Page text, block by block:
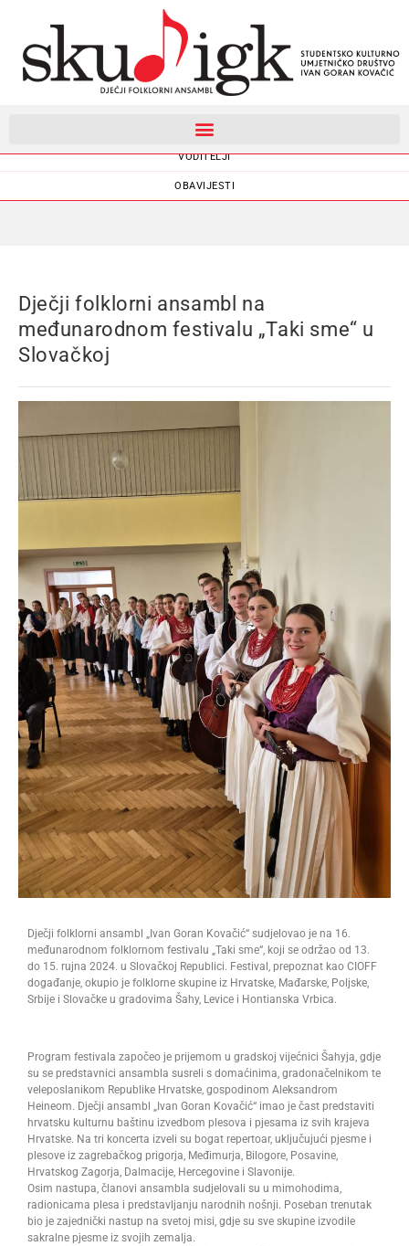
DJEČJI FOLKLORNI ANSAMBL
VODITELJI
OBAVIJESTI
Dječji folklorni ansambl na
međunarodnom festivalu „Taki sme“ u
Slovačkoj
Dječji folklorni ansambl „Ivan Goran Kovačić“ sudjelovao je na 16.
međunarodnom folklornom festivalu „Taki sme“, koji se održao od 13.
do 15. rujna 2024. u Slovačkoj Republici. Festival, prepoznat kao CIOFF
događanje, okupio je folklorne skupine iz Hrvatske, Mađarske, Poljske,
Srbije i Slovačke u gradovima Šahy, Levice i Hontianska Vrbica.
Program festivala započeo je prijemom u gradskoj vijećnici Šahyja, gdje
su se predstavnici ansambla susreli s domaćinima, gradonačelnikom te
veleposlanikom Republike Hrvatske, gospodinom Aleksandrom
Heineom. Dječji ansambl „Ivan Goran Kovačić“ imao je čast predstaviti
hrvatsku kulturnu baštinu izvedbom plesova i pjesama iz svih krajeva
Hrvatske. Na tri koncerta izveli su bogat repertoar, uključujući pjesme i
plesove iz zagrebačkog prigorja, Međimurja, Bilogore, Posavine,
Hrvatskog Zagorja, Dalmacije, Hercegovine i Slavonije.
Osim nastupa, članovi ansambla sudjelovali su u mimohodima,
radionicama plesa i predstavljanju narodnih nošnji. Poseban trenutak
bio je zajednički nastup na svetoj misi, gdje su sve skupine izvodile
sakralne pjesme iz svojih zemalja.